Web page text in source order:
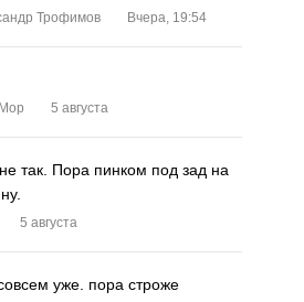
Трофимов Вчера, 19:54
5 августа
так. Пора пинком под зад на
5 августа
уже. пора строже